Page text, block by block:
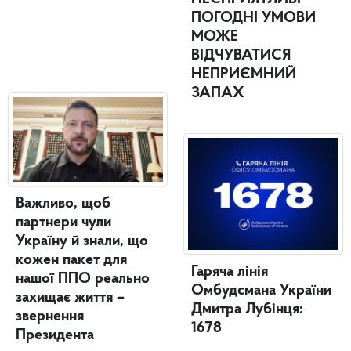
Важливо, щоб
партнери чули
Україну й знали, що
кожен пакет для
нашої ППО реально
захищає життя –
звернення
Президента
ПОГОДНІ УМОВИ
МОЖЕ
ВІДЧУВАТИСЯ
НЕПРИЄМНИЙ
ЗАПАХ
Гаряча лінія
Омбудсмана України
Дмитра Лубінця:
1678